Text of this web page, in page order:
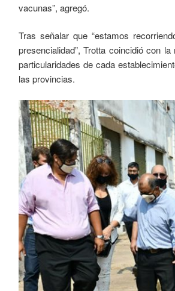
vacunas”, agregó.
Tras señalar que “estamos
presencialidad”, Trotta coincidió con
particularidades de cada
las provincias.